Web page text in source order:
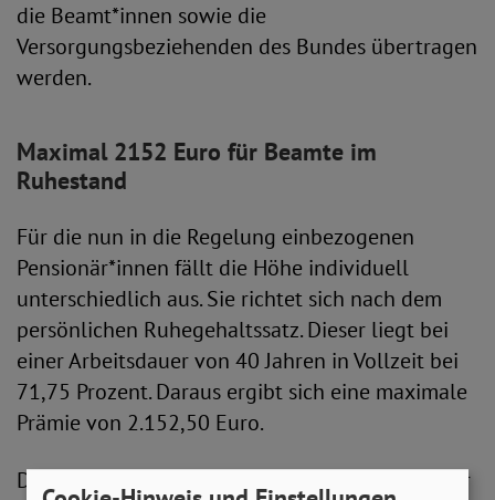
die Beamt*innen sowie die
Versorgungsbeziehenden des Bundes übertragen
werden.
Maximal 2152 Euro für Beamte im
Ruhestand
Für die nun in die Regelung einbezogenen
Pensionär*innen fällt die Höhe individuell
unterschiedlich aus. Sie richtet sich nach dem
persönlichen Ruhegehaltssatz. Dieser liegt bei
einer Arbeitsdauer von 40 Jahren in Vollzeit bei
71,75 Prozent. Daraus ergibt sich eine maximale
Prämie von 2.152,50 Euro.
Die Bundesregierung betont, dass es sich bei der